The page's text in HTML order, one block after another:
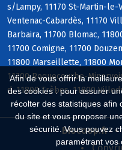
Afin de vous offrir la
des cookies : pour assurer
récolter des statistiques afin
du site et vous proposer
sécurité. Vous pouvez
paramétrant vos
s/Lampy, 11170 St-Martin-le-
Ventenac-Cabardès, 11170
Barbaira, 11700 Blomac,
11700 Comigne, 11700
11800 Marseillette, 11800
11700 Roquecourbe-
d, 11800 Trèbes, 11800
Biocoop.fr